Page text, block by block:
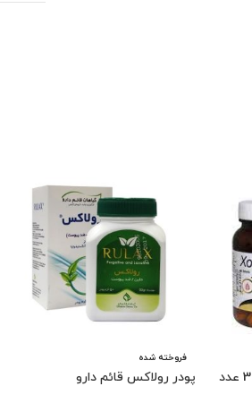
فروخته شده
پودر رولاکس قائم دارو